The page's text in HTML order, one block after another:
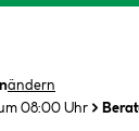
ändern
08:00 Uhr